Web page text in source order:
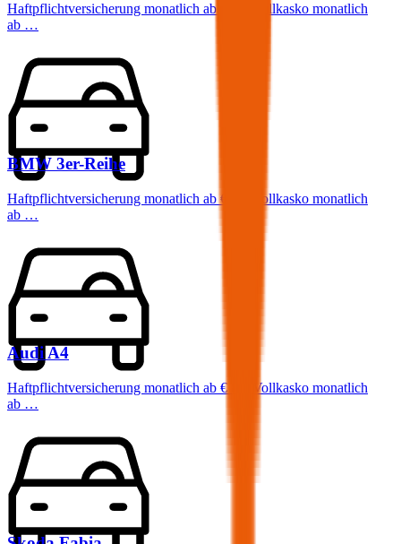
Haftpflichtversicherung monatlich ab
Vollkasko monatlich
ab …
BMW 3er-Reihe
Haftpflichtversicherung monatlich ab € 68
Vollkasko monatlich
ab …
AudiA4
Haftpflichtversicherung monatlich ab € 87
Vollkasko monatlich
ab …